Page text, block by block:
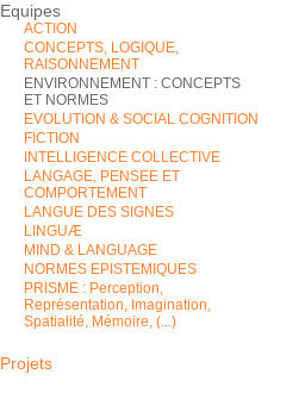
Equipes
ACTION
CONCEPTS, LOGIQUE,
RAISONNEMENT
ENVIRONNEMENT : CONCEPTS
ET NORMES
EVOLUTION & SOCIAL COGNITION
FICTION
INTELLIGENCE COLLECTIVE
LANGAGE, PENSEE ET
COMPORTEMENT
LANGUE DES SIGNES
LINGUÆ
MIND & LANGUAGE
NORMES EPISTEMIQUES
PRISME : Perception,
Représentation, Imagination,
Spatialité, Mémoire, (...)
Projets